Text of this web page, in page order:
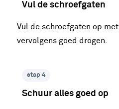
Vul de schroefgaten
Vul de schroefgaten op met
vervolgens goed drogen.
stap 4
Schuur alles goed op